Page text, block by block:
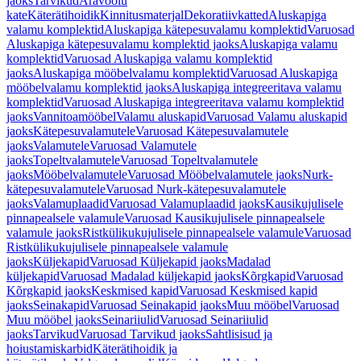
kateKäterätihoidikKinnitusmaterjalDekoratiivkattedAluskapiga
valamu komplektidAluskapiga kätepesuvalamu komplektidVaruosad
Aluskapiga kätepesuvalamu komplektid jaoksAluskapiga valamu
komplektidVaruosad Aluskapiga valamu komplektid
jaoksAluskapiga mööbelvalamu komplektidVaruosad Aluskapiga
mööbelvalamu komplektid jaoksAluskapiga integreeritava valamu
komplektidVaruosad Aluskapiga integreeritava valamu komplektid
jaoksVannitoamööbelValamu aluskapidVaruosad Valamu aluskapid
jaoksKätepesuvalamuteleVaruosad Kätepesuvalamutele
jaoksValamuteleVaruosad Valamutele
jaoksTopeltvalamuteleVaruosad Topeltvalamutele
jaoksMööbelvalamuteleVaruosad Mööbelvalamutele jaoksNurk-
kätepesuvalamuteleVaruosad Nurk-kätepesuvalamutele
jaoksValamuplaadidVaruosad Valamuplaadid jaoksKausikujulisele
pinnapealsele valamuleVaruosad Kausikujulisele pinnapealsele
valamule jaoksRistkülikukujulisele pinnapealsele valamuleVaruosad
Ristkülikukujulisele pinnapealsele valamule
jaoksKüljekapidVaruosad Küljekapid jaoksMadalad
küljekapidVaruosad Madalad küljekapid jaoksKõrgkapidVaruosad
Kõrgkapid jaoksKeskmised kapidVaruosad Keskmised kapid
jaoksSeinakapidVaruosad Seinakapid jaoksMuu mööbelVaruosad
Muu mööbel jaoksSeinariiulidVaruosad Seinariiulid
jaoksTarvikudVaruosad Tarvikud jaoksSahtlisisud ja
hoiustamiskarbidKäterätihoidik ja